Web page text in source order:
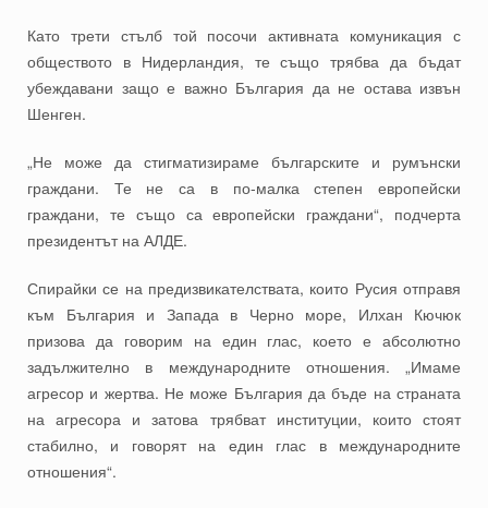
Като трети стълб той посочи активната комуникация с
обществото в Нидерландия, те също трябва да бъдат
убеждавани защо е важно България да не остава извън
Шенген.
„Не може да стигматизираме българските и румънски
граждани. Те не са в по-малка степен европейски
граждани, те също са европейски граждани“, подчерта
президентът на АЛДЕ.
Спирайки се на предизвикателствата, които Русия отправя
към България и Запада в Черно море, Илхан Кючюк
призова да говорим на един глас, което е абсолютно
задължително в международните отношения. „Имаме
агресор и жертва. Не може България да бъде на страната
на агресора и затова трябват институции, които стоят
стабилно, и говорят на един глас в международните
отношения“.